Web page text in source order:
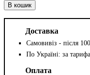
В кошик
Доставка
Самовивіз - після
По Україні: за
Оплата